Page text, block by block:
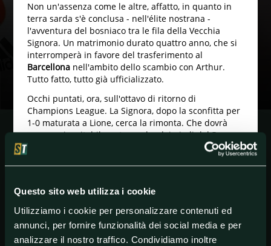
Questo sito web utilizza i cookie
Utilizziamo i cookie per personalizzare contenuti ed
annunci, per fornire funzionalità dei social media e per
analizzare il nostro traffico. Condividiamo inoltre
Non un'assenza come le altre, affatto, in quanto in
terra sarda s'è conclusa - nell'élite nostrana -
l'avventura del bosniaco tra le fila della Vecchia
Signora. Un matrimonio durato quattro anno, che si
interromperà in favore del trasferimento al
Barcellona nell'ambito dello scambio con Arthur.
Tutto fatto, tutto già ufficializzato.
Occhi puntati, ora, sull'ottavo di ritorno di
Champions League. La Signora, dopo la sconfitta per
1-0 maturata a Lione, cerca la rimonta. Che dovrà
passare, inevitabilmente, anche dai piedi del 5
zebrato.
Insomma, considerando lo stop forzato di sabato
modi l'appuntamento con la squadra che s'è gustata
pensando a quanto è stato, ma con una nuova sfida
alle porte. Senza rimpianti, con la consapevolezza di
aver fatto il massimo.